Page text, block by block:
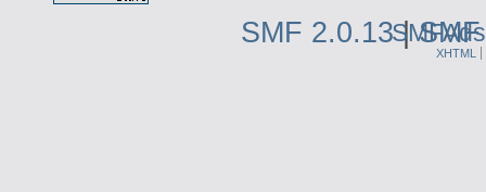
SMF 2.0.13|
SMFAds
XHTML